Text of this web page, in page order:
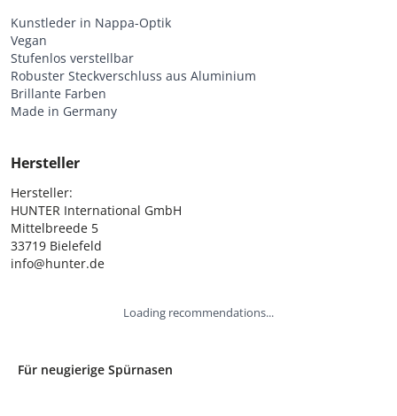
Kunstleder in Nappa-Optik
Vegan
Stufenlos verstellbar
Robuster Steckverschluss aus Aluminium
Brillante Farben
Made in Germany
Hersteller
Hersteller:
HUNTER International GmbH
Mittelbreede 5
33719 Bielefeld
info@hunter.de
Loading recommendations...
Für neugierige Spürnasen